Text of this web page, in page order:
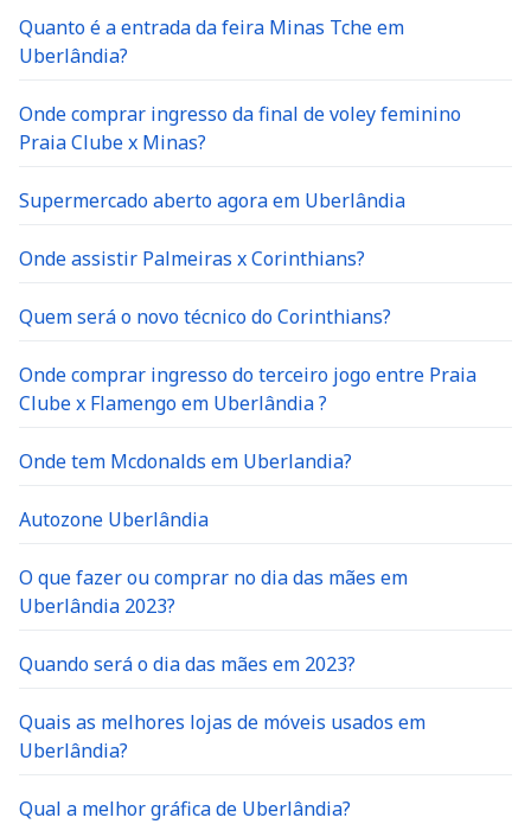
Quanto é a entrada da feira Minas Tche em
Uberlândia?
Onde comprar ingresso da final de voley feminino
Praia Clube x Minas?
Supermercado aberto agora em Uberlândia
Onde assistir Palmeiras x Corinthians?
Quem será o novo técnico do Corinthians?
Onde comprar ingresso do terceiro jogo entre Praia
Clube x Flamengo em Uberlândia ?
Onde tem Mcdonalds em Uberlandia?
Autozone Uberlândia
O que fazer ou comprar no dia das mães em
Uberlândia 2023?
Quando será o dia das mães em 2023?
Quais as melhores lojas de móveis usados em
Uberlândia?
Qual a melhor gráfica de Uberlândia?